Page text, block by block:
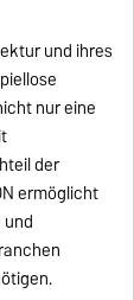
und ihres
nur eine
der
ermöglicht